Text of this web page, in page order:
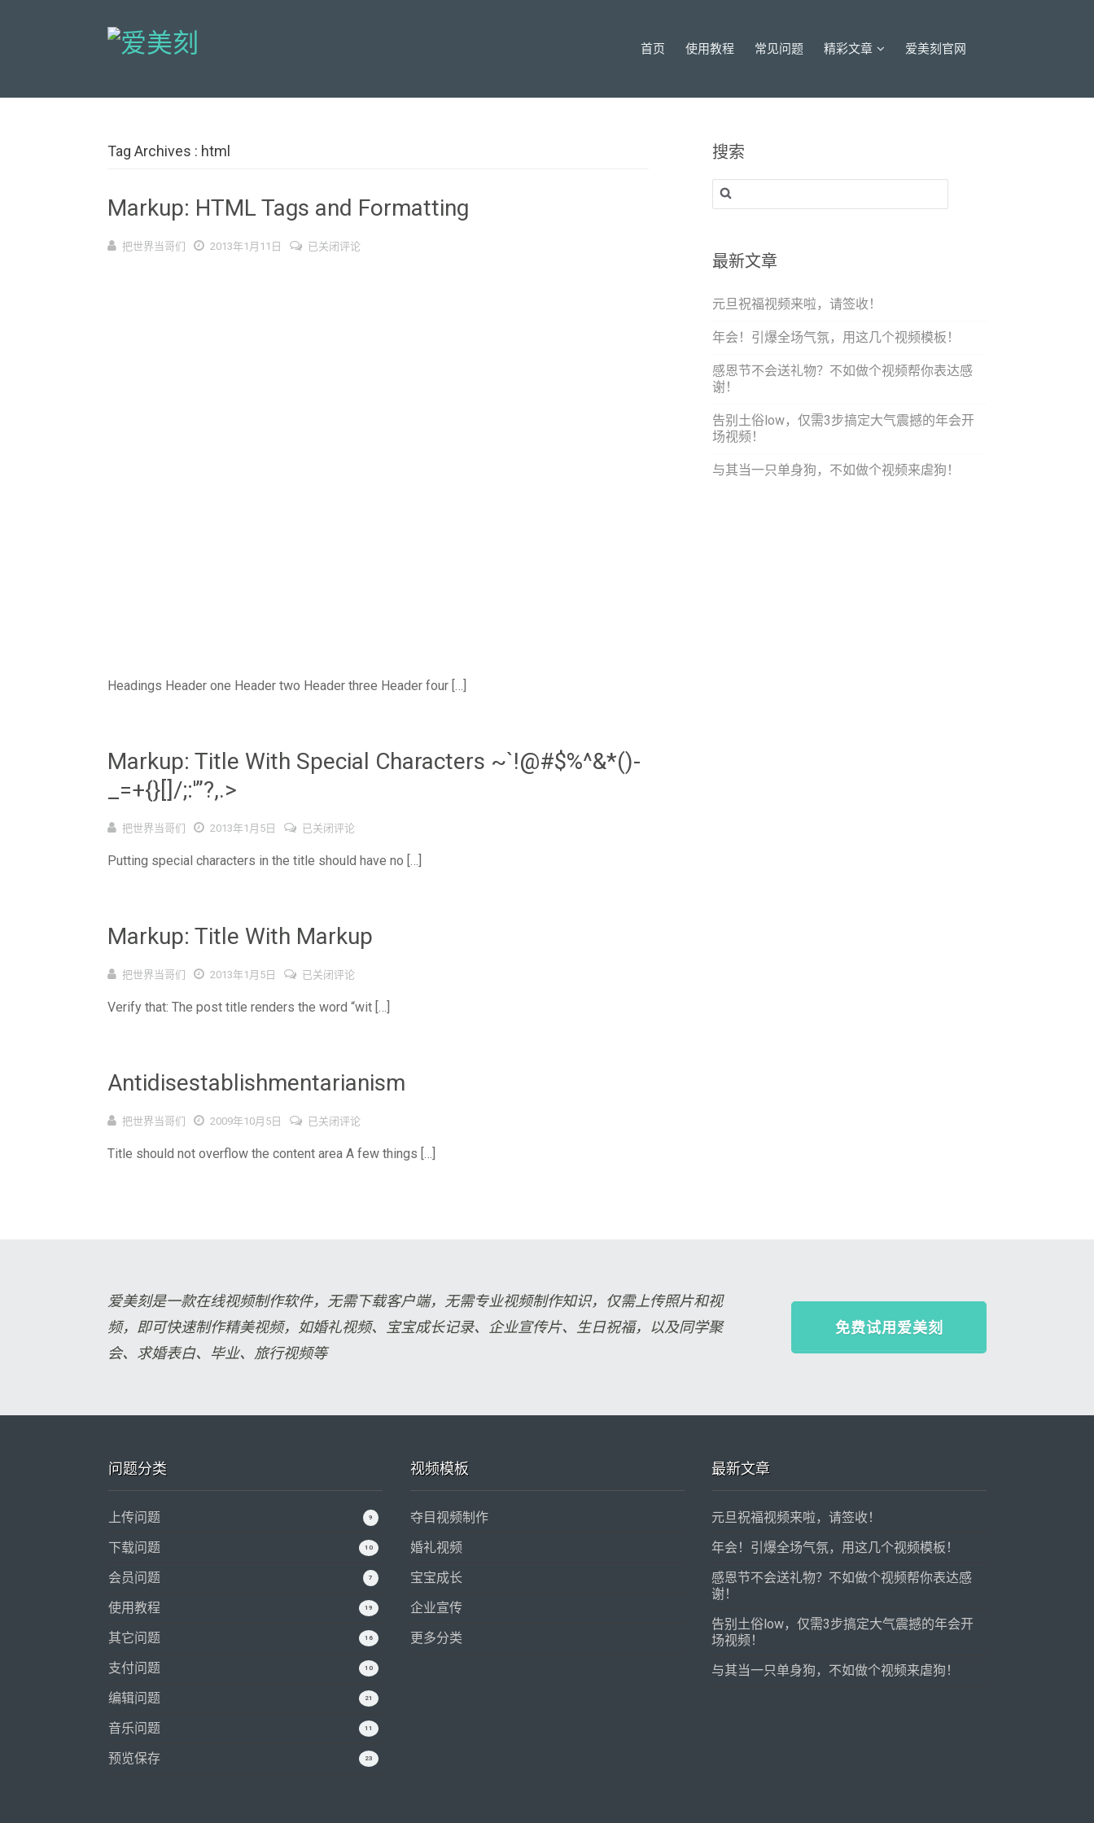
首页 使用教程 常见问题 精彩文章 爱美刻官网
Tag Archives : html
Markup: HTML Tags and Formatting
把世界当哥们 2013年1月11日
Markup:
已关闭评论
Headings Header one Header two Header three Header four […]
Markup: Title With Special Characters ~`!@#$%^&*()-
_=+{}[]/;:'”?,.>
把世界当哥们 2013年1月5日
Markup:
With
_=+
[]/;:'”?,.>
已关闭评论
Putting special characters in the title should have no […]
Markup: Title With Markup
把世界当哥们 2013年1月5日
Markup:
With
已关闭评论
Verify that: The post title renders the word “wit […]
Antidisestablishmentarianism
把世界当哥们 2009年10月5日 Antidisestablishmentarianism
已关闭评论
Title should not overflow the content area A few things […]
搜索
搜
索：
最新文章
元旦祝福视频来啦，请签收！
年会！引爆全场气氛，用这几个视频模板！
感恩节不会送礼物？不如做个视频帮你表达感
谢！
告别土俗low，仅需3步搞定大气震撼的年会开
场视频！
与其当一只单身狗，不如做个视频来虐狗！
爱美刻是一款在线视频制作软件，无需下载客户端，无需专业视频制作知识，仅需上传照片和视
频，即可快速制作精美视频，如婚礼视频、宝宝成长记录、企业宣传片、生日祝福，以及同学聚
会、求婚表白、毕业、旅行视频等
免费试用爱美刻
问题分类
9
上传问题
10
下载问题
7
会员问题
19
使用教程
16
其它问题
10
支付问题
21
编辑问题
11
音乐问题
23
预览保存
视频模板
夺目视频制作
婚礼视频
宝宝成长
企业宣传
更多分类
最新文章
元旦祝福视频来啦，请签收！
年会！引爆全场气氛，用这几个视频模板！
感恩节不会送礼物？不如做个视频帮你表达感
谢！
告别土俗low，仅需3步搞定大气震撼的年会开
场视频！
与其当一只单身狗，不如做个视频来虐狗！